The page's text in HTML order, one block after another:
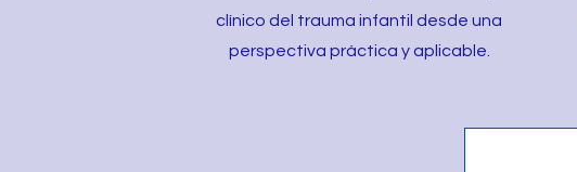
clínico del trauma infantil desde una
perspectiva práctica y aplicable.